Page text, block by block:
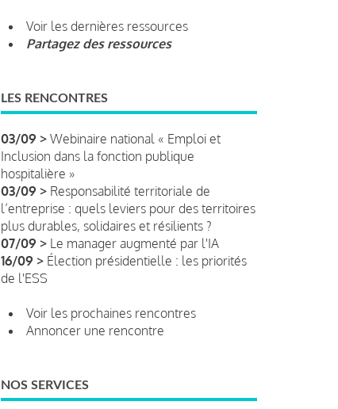
Voir les dernières ressources
Partagez des ressources
LES RENCONTRES
03/09 > Webinaire national « Emploi et
Inclusion dans la fonction publique
hospitalière »
03/09 > Responsabilité territoriale de
l’entreprise : quels leviers pour des territoires
plus durables, solidaires et résilients ?
07/09 > Le manager augmenté par l'IA
16/09 > Élection présidentielle : les priorités
de l'ESS
Voir les prochaines rencontres
Annoncer une rencontre
NOS SERVICES